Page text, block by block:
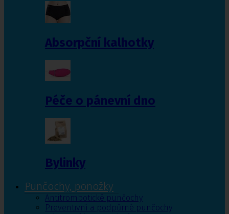
Absorpční kalhotky
Péče o pánevní dno
Bylinky
Punčochy, ponožky
Antitrombotické punčochy
Preventivní a podpůrné punčochy